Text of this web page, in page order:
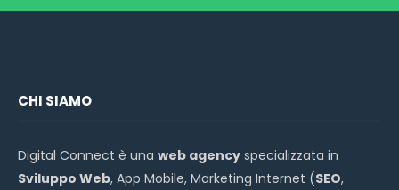
CHI SIAMO
Digital Connect è una web agency specializzata in
Sviluppo Web, App Mobile, Marketing Internet (SEO,